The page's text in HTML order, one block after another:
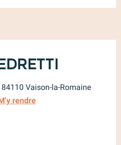
Vaison-la-Romaine
rendre